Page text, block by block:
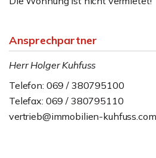
Ansprechpartner
Herr Holger Kuhfuss
Telefon: 069 / 380795100
Telefax: 069 / 380795110
vertrieb@immobilien-kuhfuss.com